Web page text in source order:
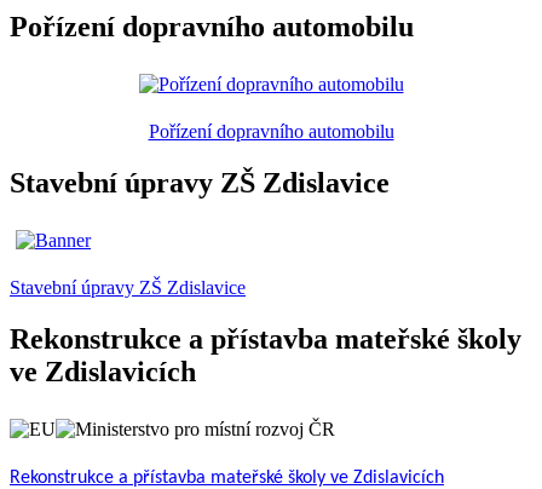
Pořízení dopravního automobilu
Pořízení dopravního automobilu
Stavební úpravy ZŠ Zdislavice
Stavební úpravy ZŠ Zdislavice
Rekonstrukce a přístavba mateřské školy
ve Zdislavicích
Rekonstrukce a přístavba mateřské školy ve Zdislavicích